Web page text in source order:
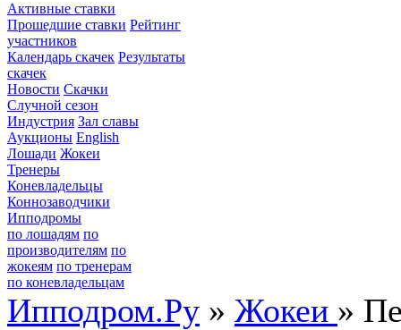
Активные ставки
Прошедшие ставки Рейтинг
участников
Календарь скачек Результаты
скачек
Новости Скачки
Случной сезон
Индустрия Зал славы
Аукционы English
Лошади Жокеи
Тренеры
Коневладельцы
Коннозаводчики
Ипподромы
по лошадям по
производителям по
жокеям по тренерам
по коневладельцам
Ипподром.Ру » Жокеи »